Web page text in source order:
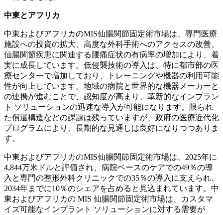
中東とアフリカ
中東およびアフリカのMIS仙腸関節固定術市場は、専門医療
施設への投資の拡大、高度な外科手術へのアクセスの改善、
仙腸関節疾患に関連する腰痛症状の有病率の増加により、着
実に成長しています。低侵襲技術の導入は、特に都市部の医
療センターで増加しており、トレーニングや機器の利用可能
性が向上しています。地域の病院と世界的な機器メーカーと
の連携が進むことで、認知度が高まり、革新的なインプラン
ト ソリューションの迅速な導入が可能になります。限られ
た償還構造などの課題は残っていますが、政府の医療近代化
プログラムにより、長期的な見通しは良好になりつつありま
す。
中東およびアフリカのMIS仙腸関節固定術市場は、2025年に
4,844万米ドルと評価され、病院ベースのケアでの49％の導
入と専門の整形外科クリニックでの35％の導入に支えられ、
2034年までに10％のシェアを占めると見込まれています。中
東およびアフリカの MIS 仙腸関節固定術市場は、カスタマ
イズ可能なインプラント ソリューションに対する需要が